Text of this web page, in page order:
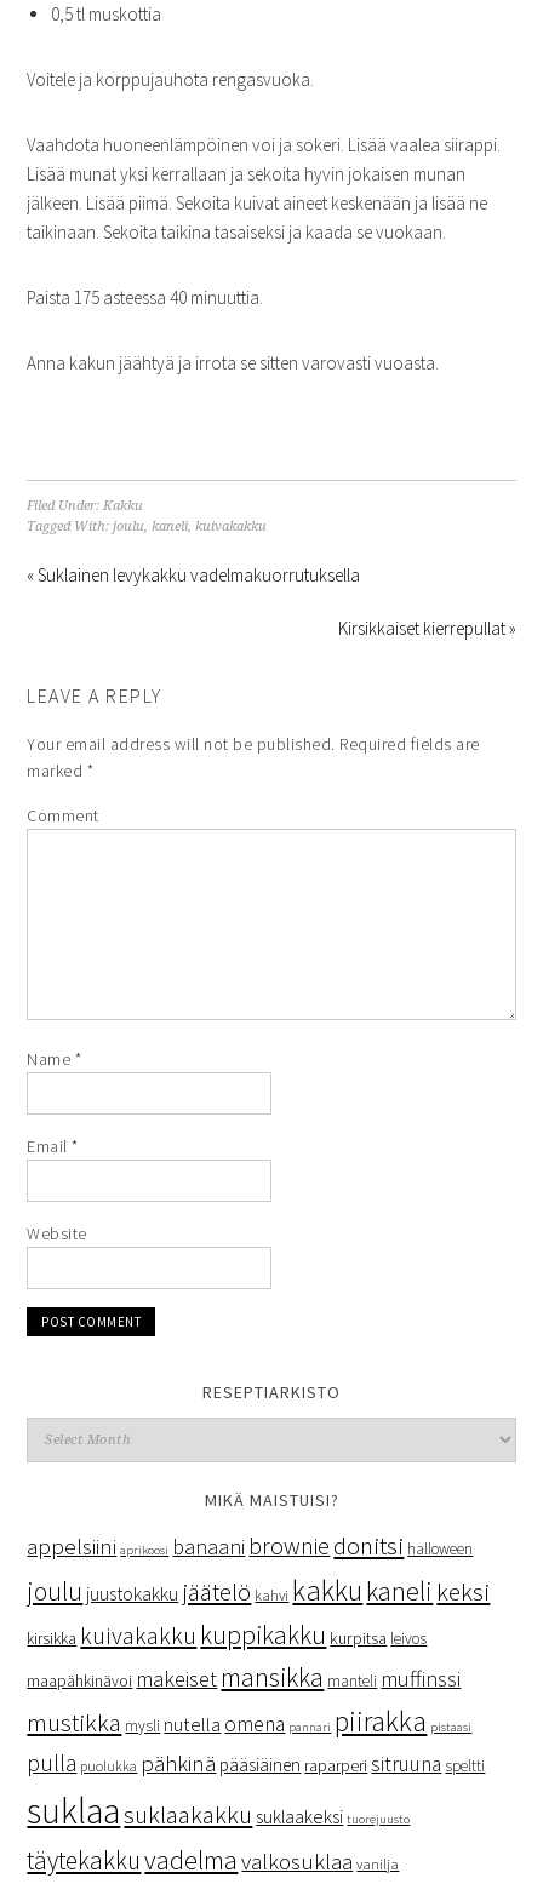
0,5 tl muskottia
Voitele ja korppujauhota rengasvuoka.
Vaahdota huoneenlämpöinen voi ja sokeri. Lisää vaalea siirappi.
Lisää munat yksi kerrallaan ja sekoita hyvin jokaisen munan
jälkeen. Lisää piimä. Sekoita kuivat aineet keskenään ja lisää ne
taikinaan. Sekoita taikina tasaiseksi ja kaada se vuokaan.
Paista 175 asteessa 40 minuuttia.
Anna kakun jäähtyä ja irrota se sitten varovasti vuoasta.
Filed Under:Kakku
Tagged With:joulu,kaneli,kuivakakku
« Suklainen levykakku vadelmakuorrutuksella
Kirsikkaiset kierrepullat »
LEAVE A REPLY
Your email address will not be published. Required fields are
marked *
Comment
Name *
Email*
Website
RESEPTIARKISTO
MIKÄ MAISTUISI?
appelsiini aprikoosi banaani brownie donitsi halloween
joulu juustokakku jäätelö kahvi kakku kaneli keksi
kirsikka kuivakakku kuppikakku kurpitsa leivos
maapähkinävoi makeiset mansikka manteli muffinssi
mustikka mysli nutella omena pannari piirakka pistaasi
pulla puolukka pähkinä pääsiäinen raparperi sitruuna speltti
suklaa suklaakakku suklaakeksi tuorejuusto
täytekakkuvadelma valkosuklaa vanilja